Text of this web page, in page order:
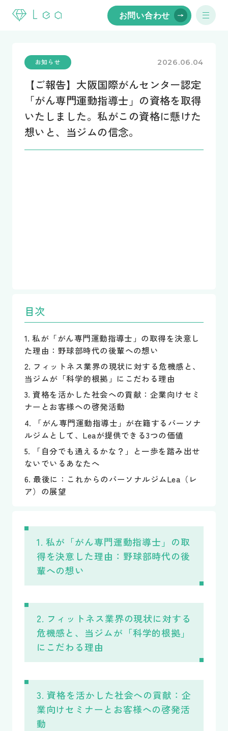
Lea お問い合わせ Menu
お知らせ 2026.06.04
【ご報告】大阪国際がんセンター認定
「がん専門運動指導士」の資格を取得
いたしました。私がこの資格に懸けた
想いと、当ジムの信念。
目次
1. 私が「がん専門運動指導士」の取得を決意し
た理由：野球部時代の後輩への想い
2. フィットネス業界の現状に対する危機感と、
当ジムが「科学的根拠」にこだわる理由
3. 資格を活かした社会への貢献：企業向けセミ
ナーとお客様への啓発活動
4. 「がん専門運動指導士」が在籍するパーソナ
ルジムとして、Leaが提供できる3つの価値
5. 「自分でも通えるかな？」と一歩を踏み出せ
ないでいるあなたへ
6. 最後に：これからのパーソナルジムLea（レ
ア）の展望
1. 私が「がん専門運動指導士」の取
得を決意した理由：野球部時代の後
輩への想い
2. フィットネス業界の現状に対する
危機感と、当ジムが「科学的根拠」
にこだわる理由
3. 資格を活かした社会への貢献：企
業向けセミナーとお客様への啓発活
動